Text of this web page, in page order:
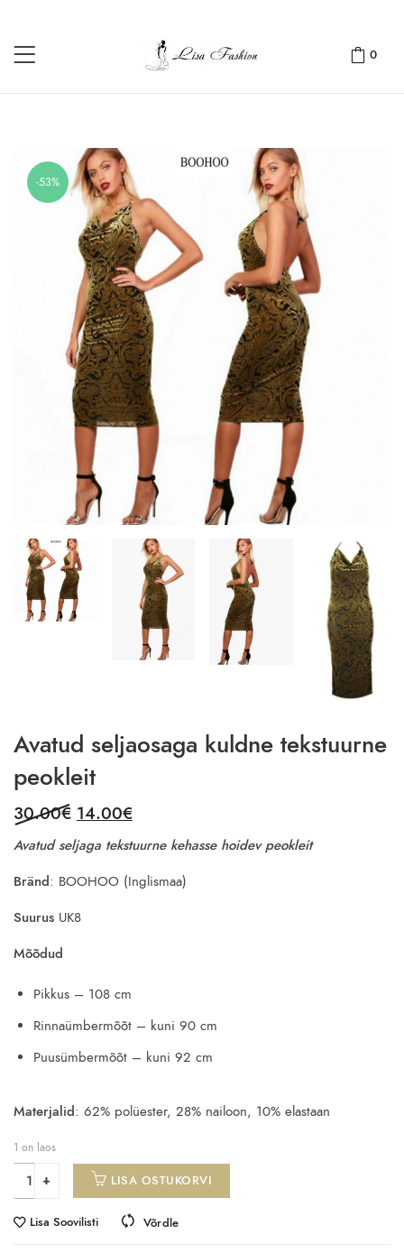
0
-53%
Avatud seljaosaga kuldne tekstuurne
peokleit
30.00€ Original
price
was:
30.00€.
14.00€
price
14.00€.
Avatud seljaga tekstuurne kehasse hoidev peokleit
Bränd: BOOHOO (Inglismaa)
Suurus UK8
Mõõdud
Pikkus – 108 cm
Rinnaümbermõõt – kuni 90 cm
Puusümbermõõt – kuni 92 cm
Materjalid: 62% polüester, 28% nailoon, 10% elastaan
1 on laos
LISA OSTUKORVI
Lisa Soovilisti Võrdle